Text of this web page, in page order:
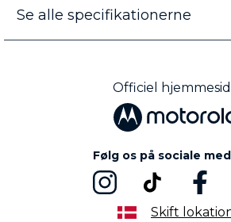
Se alle specifikationerne
Officiel
Følg os på sociale
Skift